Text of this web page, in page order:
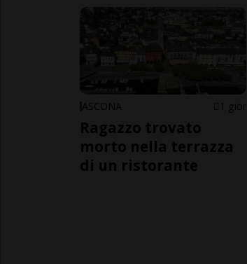
ASCONA 1 gior
Ragazzo trovato
morto nella terrazza
di un ristorante